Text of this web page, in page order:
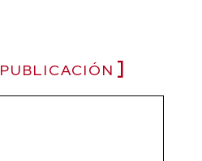
PUBLICACIÓN